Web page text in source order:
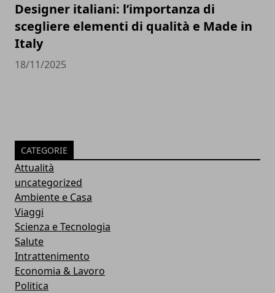
Designer italiani: l’importanza di
scegliere elementi di qualità e Made in
Italy
18/11/2025
CATEGORIE
Attualità
uncategorized
Ambiente e Casa
Viaggi
Scienza e Tecnologia
Salute
Intrattenimento
Economia & Lavoro
Politica